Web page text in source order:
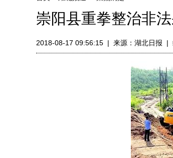
崇阳县重拳整治非
2018-08-17 09:56:15 | 来源： 湖北日报 |